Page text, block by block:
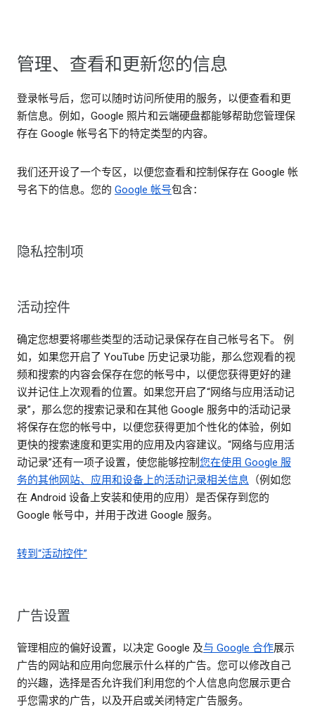
管理、查看和更新您的信息
登录帐号后，您可以随时访问所使用的服务，以便查看和更
新信息。例如，Google 照片和云端硬盘都能够帮助您管理保
存在 Google 帐号名下的特定类型的内容。
我们还开设了一个专区，以便您查看和控制保存在 Google 帐
号名下的信息。您的 Google 帐号包含：
隐私控制项
活动控件
确定您想要将哪些类型的活动记录保存在自己帐号名下。 例
如，如果您开启了 YouTube 历史记录功能，那么您观看的视
频和搜索的内容会保存在您的帐号中，以便您获得更好的建
议并记住上次观看的位置。如果您开启了“网络与应用活动记
录”，那么您的搜索记录和在其他 Google 服务中的活动记录
将保存在您的帐号中，以便您获得更加个性化的体验，例如
更快的搜索速度和更实用的应用及内容建议。“网络与应用活
动记录”还有一项子设置，使您能够控制您在使用 Google 服
务的其他网站、应用和设备上的活动记录相关信息 （例如您
在 Android 设备上安装和使用的应用）是否保存到您的
Google 帐号中，并用于改进 Google 服务。
转到“活动控件”
广告设置
管理相应的偏好设置，以决定 Google 及与 Google 合作展示
广告的网站和应用向您展示什么样的广告。您可以修改自己
的兴趣，选择是否允许我们利用您的个人信息向您展示更合
乎您需求的广告，以及开启或关闭特定广告服务。